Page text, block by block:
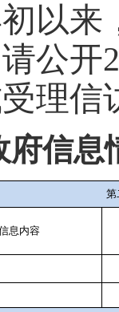
以来
公开2
受理信
府信息
第
息内容